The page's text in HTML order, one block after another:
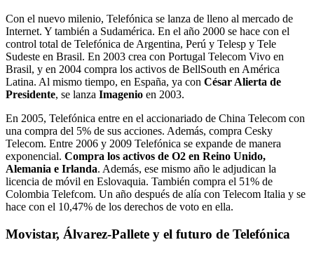
Con el nuevo milenio, Telefónica se lanza de lleno al mercado de
Internet. Y también a Sudamérica. En el año 2000 se hace con el
control total de Telefónica de Argentina, Perú y Telesp y Tele
Sudeste en Brasil. En 2003 crea con Portugal Telecom Vivo en
Brasil, y en 2004 compra los activos de BellSouth en América
Latina. Al mismo tiempo, en España, ya con César Alierta de
Presidente, se lanza Imagenio en 2003.
En 2005, Telefónica entre en el accionariado de China Telecom con
una compra del 5% de sus acciones. Además, compra Cesky
Telecom. Entre 2006 y 2009 Telefónica se expande de manera
exponencial. Compra los activos de O2 en Reino Unido,
Alemania e Irlanda. Además, ese mismo año le adjudican la
licencia de móvil en Eslovaquia. También compra el 51% de
Colombia Telefcom. Un año después de alía con Telecom Italia y se
hace con el 10,47% de los derechos de voto en ella.
Movistar, Álvarez-Pallete y el futuro de Telefónica